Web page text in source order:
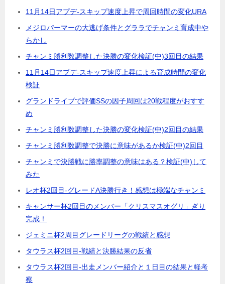
11月14日アプデ-スキップ速度上昇で周回時間の変化URA
メジロパーマーの大逃げ条件とグララでチャンミ育成中や
らかし
チャンミ勝利数調整した決勝の変化検証(中)3回目の結果
11月14日アプデ-スキップ速度上昇による育成時間の変化
検証
グランドライブで評価SSの因子周回は20戦程度がおすす
め
チャンミ勝利数調整した決勝の変化検証(中)2回目の結果
チャンミ勝利数調整で決勝に意味があるか検証(中)2回目
チャンミで決勝戦に勝率調整の意味はある？検証(中)して
みた
レオ杯2回目-グレードA決勝行き！感想は極端なチャンミ
キャンサー杯2回目のメンバー「クリスマスオグリ」ぎり
完成！
ジェミニ杯2周目グレードリーグの戦績と感想
タウラス杯2回目-戦績と決勝結果の反省
タウラス杯2回目-出走メンバー紹介と１日目の結果と軽考
察